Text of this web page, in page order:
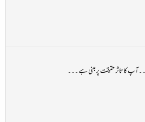
کا تاثر حقیقت پر مبنی ہے ۔۔۔